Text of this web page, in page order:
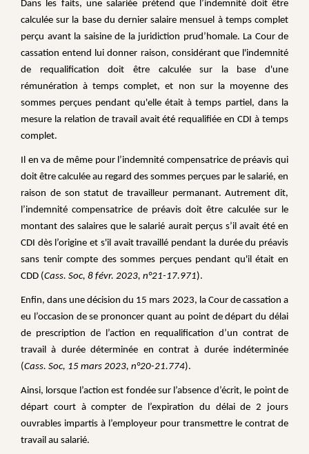
Dans les faits, une salariée prétend que l’indemnité doit être
calculée sur la base du dernier salaire mensuel à temps complet
perçu avant la saisine de la juridiction prud’homale. La Cour de
cassation entend lui donner raison, considérant que l'indemnité
de requalification doit être calculée sur la base d'une
rémunération à temps complet, et non sur la moyenne des
sommes perçues pendant qu'elle était à temps partiel, dans la
mesure la relation de travail avait été requalifiée en CDI à temps
complet.
Il en va de même pour l’indemnité compensatrice de préavis qui
doit être calculée au regard des sommes perçues par le salarié, en
raison de son statut de travailleur permanant. Autrement dit,
l’indemnité compensatrice de préavis doit être calculée sur le
montant des salaires que le salarié aurait perçus s’il avait été en
CDI dès l’origine et s'il avait travaillé pendant la durée du préavis
sans tenir compte des sommes perçues pendant qu'il était en
CDD (Cass. Soc, 8 févr. 2023, n°21-17.971).
Enfin, dans une décision du 15 mars 2023, la Cour de cassation a
eu l’occasion de se prononcer quant au point de départ du délai
de prescription de l’action en requalification d’un contrat de
travail à durée déterminée en contrat à durée indéterminée
(Cass. Soc, 15 mars 2023, n°20-21.774).
Ainsi, lorsque l’action est fondée sur l’absence d’écrit, le point de
départ court à compter de l’expiration du délai de 2 jours
ouvrables impartis à l’employeur pour transmettre le contrat de
travail au salarié.